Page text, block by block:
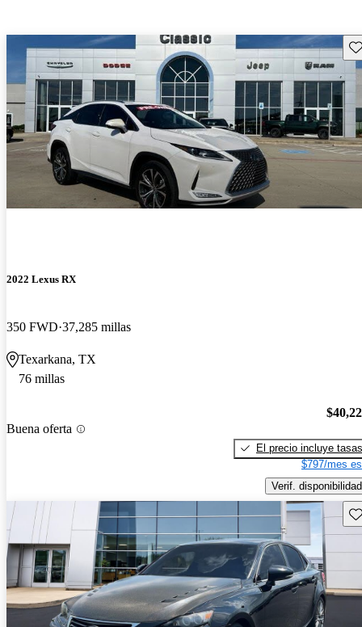
2022 Lexus RX
350 FWD 37,285 millas
Texarkana, TX
76 millas
Buena oferta
El precio incluye tasas
$797/mes
Verif. disponibilidad